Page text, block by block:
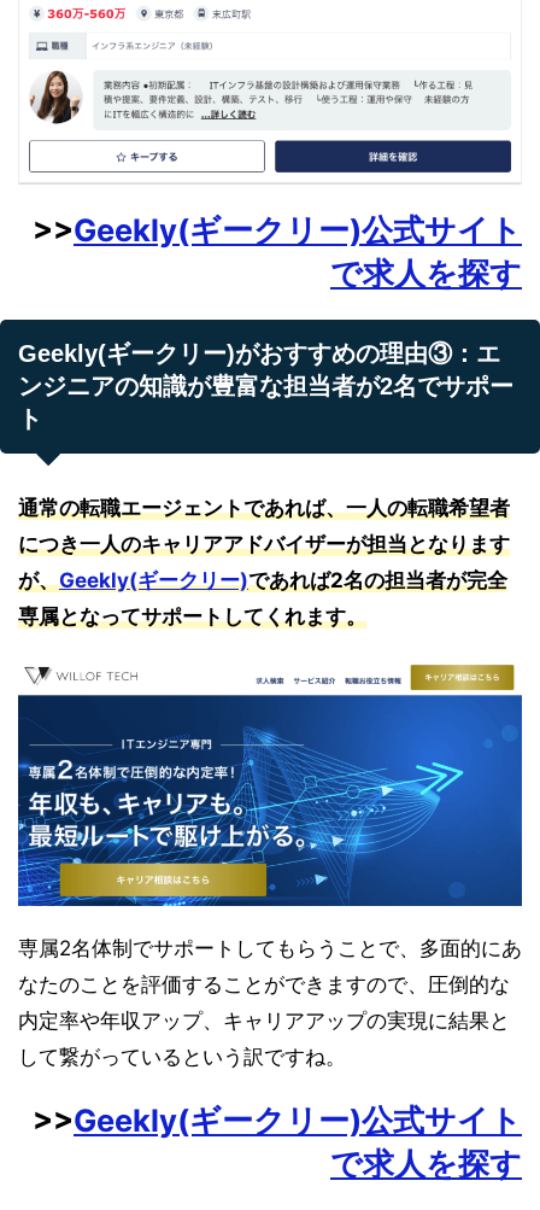
>>Geekly(ギークリー)公式サイト
で求人を探す
Geekly(ギークリー)がおすすめの理由③：エ
ンジニアの知識が豊富な担当者が2名でサポー
ト
通常の転職エージェントであれば、一人の転職希望者
につき一人のキャリアアドバイザーが担当となります
が、Geekly(ギークリー)であれば2名の担当者が完全
専属となってサポートしてくれます。
専属2名体制でサポートしてもらうことで、多面的にあ
なたのことを評価することができますので、圧倒的な
内定率や年収アップ、キャリアアップの実現に結果と
して繋がっているという訳ですね。
>>Geekly(ギークリー)公式サイト
で求人を探す